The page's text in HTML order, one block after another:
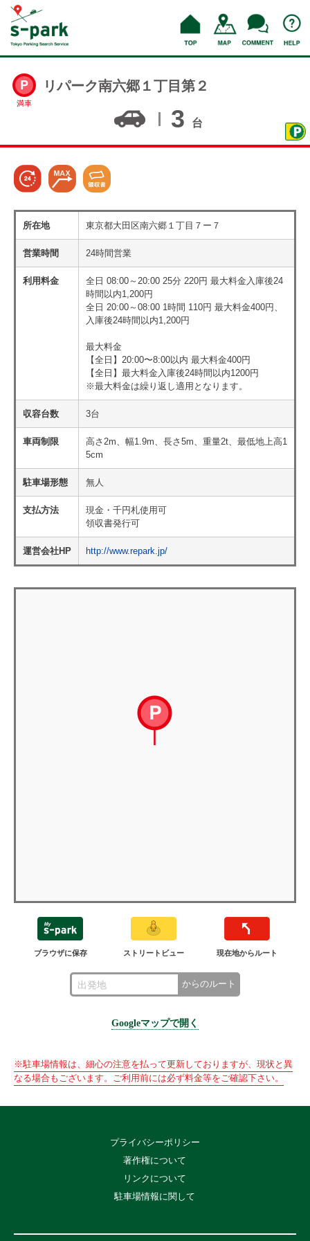
満車
リパーク南六郷１丁目第２
3 台
所在地 東京都大田区南六郷１丁目７ー７
営業時間 24時間営業
利用料金
全日 08:00～20:00 25分 220円 最大料金入庫後24
時間以内1,200円
全日 20:00～08:00 1時間 110円 最大料金400円、
入庫後24時間以内1,200円
最大料金
【全日】20:00〜8:00以内 最大料金400円
【全日】最大料金入庫後24時間以内1200円
※最大料金は繰り返し適用となります。
収容台数 3台
車両制限
高さ2m、幅1.9m、長さ5m、重量2t、最低地上高1
5cm
駐車場形態 無人
支払方法
現金・千円札使用可
領収書発行可
運営会社HP http://www.repark.jp/
ブラウザに保存 ストリートビュー 現在地からルート
からのルート
Googleマップで開く
※駐車場情報は、細心の注意を払って更新しておりますが、現状と異
なる場合もございます。ご利用前には必ず料金等をご確認下さい。
プライバシーポリシー
著作権について
リンクについて
駐車場情報に関して